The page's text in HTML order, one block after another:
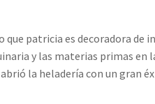
que patricia es decoradora
y las materias primas en
abrió la heladería con un gran